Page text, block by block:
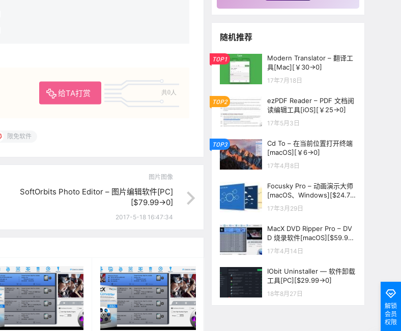
给TA打赏 共0人
限免软件
图片图像
SoftOrbits Photo Editor – 图片编辑软件[PC]
[$79.99→0]
2017-5-18 16:47:34
随机推荐
TOP1
Modern Translator – 翻译工
具[Mac][￥30→0]
17年7月18日
TOP2
ezPDF Reader – PDF 文档阅
读编辑工具[iOS][￥25→0]
17年5月3日
TOP3
Cd To – 在当前位置打开终端
[macOS][￥6→0]
17年4月8日
Focusky Pro – 动画演示大师
[macOS、Windows][$24.75
→0]
17年3月29日
MacX DVD Ripper Pro – DV
D 烧录软件[macOS][$59.95
→0]
17年4月14日
IObit Uninstaller — 软件卸载
工具[PC][$29.99→0]
18年8月27日
解锁
会员
权限